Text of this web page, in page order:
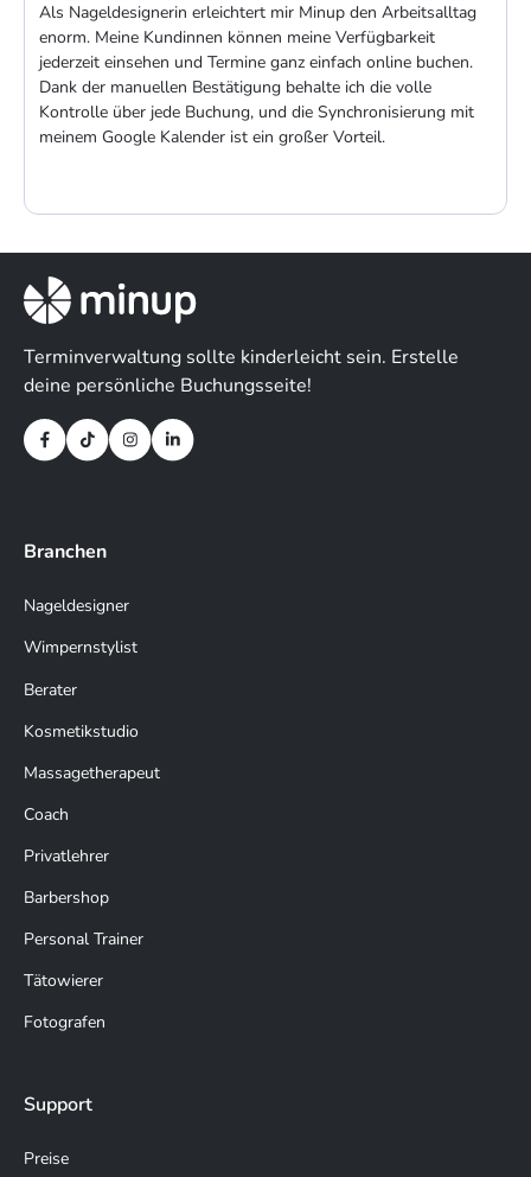
Mit Minup ist die Kommunikation mit meinen Kunden schnell
und unkompliziert. Die Einrichtung war einfach, und ich
konnte meine Buchungsseite problemlos in meine Website
einbinden.
Terminverwaltung sollte kinderleicht sein. Erstelle
deine persönliche Buchungsseite!
Branchen
Nageldesigner
Wimpernstylist
Berater
Kosmetikstudio
Massagetherapeut
Coach
Privatlehrer
Barbershop
Personal Trainer
Tätowierer
Fotografen
Support
Preise